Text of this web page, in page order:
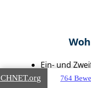
Ein- und
Doppel- &
.org 764